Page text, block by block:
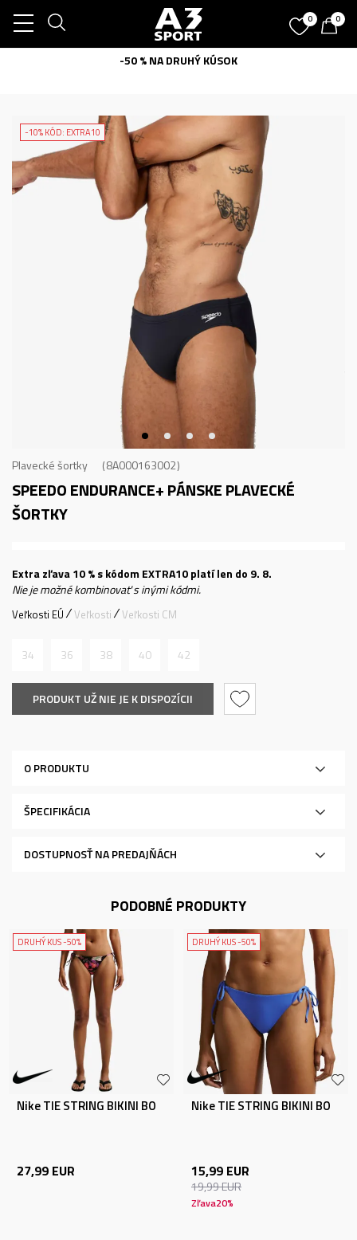
0 0
-50 % NA DRUHÝ KÚSOK
-10% KÓD: EXTRA10
Plavecké šortky 8A000163002
SPEEDO ENDURANCE+PÁNSKE PLAVECKÉ
ŠORTKY
Extra zľava 10 % s kódom EXTRA10 platí len do 9. 8.
Nie je možné kombinovať s inými kódmi.
Veľkosti EÚ Veľkosti Veľkosti CM
34 36 38 40 42
PRODUKT UŽ NIE JE K DISPOZÍCII
O PRODUKTU
ŠPECIFIKÁCIA
DOSTUPNOSŤ NA PREDAJŇÁCH
PODOBNÉ PRODUKTY
DRUHÝ KUS -50%
Nike TIE STRING BIKINI BO
27,99 EUR
DRUHÝ KUS -50%
Nike TIE STRING BIKINI BO
15,99 EUR
19,99EUR
Zľava20%